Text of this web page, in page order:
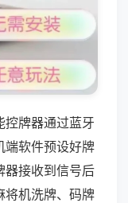
控牌器通过蓝牙
端软件预设好牌
器接收到信号后
将机洗牌、码牌